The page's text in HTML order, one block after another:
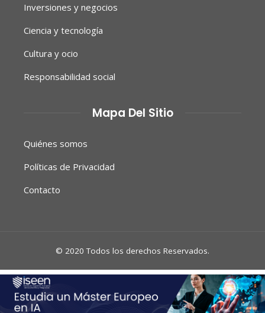
Inversiones y negocios
Ciencia y tecnología
Cultura y ocio
Responsabilidad social
Mapa Del Sitio
Quiénes somos
Políticas de Privacidad
Contacto
© 2020 Todos los derechos Reservados.